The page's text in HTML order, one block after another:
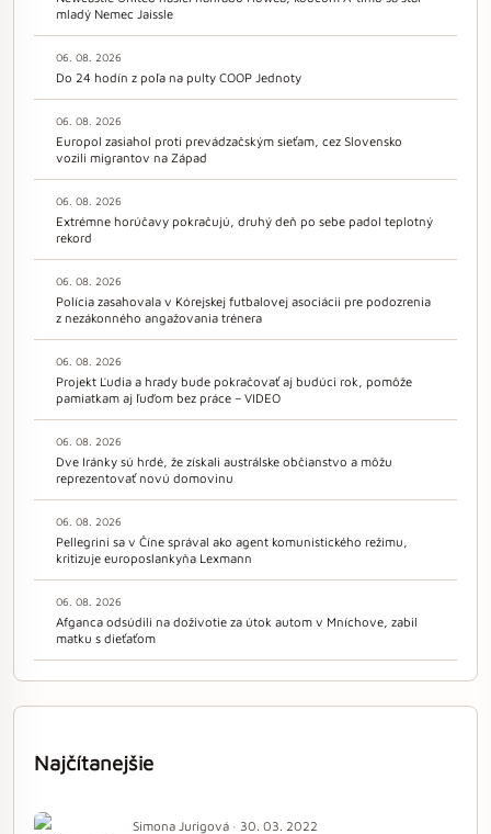
mladý Nemec Jaissle
06. 08. 2026
Do 24 hodín z poľa na pulty COOP Jednoty
06. 08. 2026
Europol zasiahol proti prevádzačským sieťam, cez Slovensko
vozili migrantov na Západ
06. 08. 2026
Extrémne horúčavy pokračujú, druhý deň po sebe padol teplotný
rekord
06. 08. 2026
Polícia zasahovala v Kórejskej futbalovej asociácii pre podozrenia
z nezákonného angažovania trénera
06. 08. 2026
Projekt Ľudia a hrady bude pokračovať aj budúci rok, pomôže
pamiatkam aj ľuďom bez práce – VIDEO
06. 08. 2026
Dve Iránky sú hrdé, že získali austrálske občianstvo a môžu
reprezentovať novú domovinu
06. 08. 2026
Pellegrini sa v Číne správal ako agent komunistického režimu,
kritizuje europoslankyňa Lexmann
06. 08. 2026
Afganca odsúdili na doživotie za útok autom v Mníchove, zabil
matku s dieťaťom
Najčítanejšie
Simona Jurigová · 30. 03. 2022